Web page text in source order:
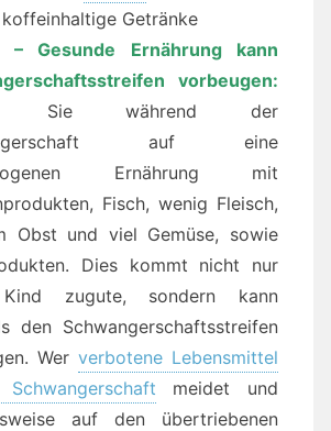
Getränke
– Gesunde Ernährung kann
vorbeugen:
Sie während der
auf eine
Ernährung mit
Fisch, wenig Fleisch,
Obst und viel Gemüse, sowie
Dies kommt nicht nur
zugute, sondern kann
den Schwangerschaftsstreifen
Wer verbotene Lebensmittel
meidet und
auf den übertriebenen